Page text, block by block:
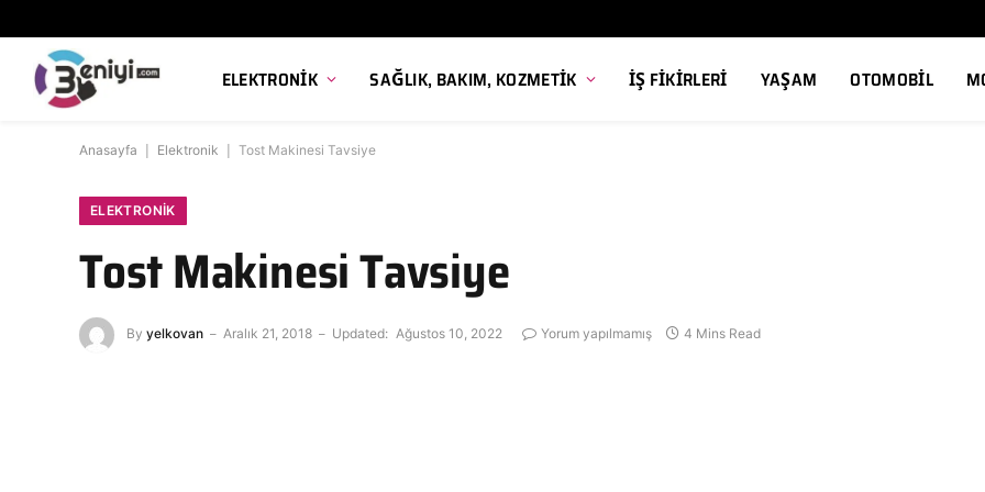
ELEKTRONIK SAĞLIK, BAKIM, KOZMETIK İŞ FIKIRLERI YAŞAM OTOMOBIL
Anasayfa Elektronik Tost Makinesi Tavsiye
ELEKTRONIK
Tost Makinesi Tavsiye
By yelkovan Aralık 21, 2018 Updated: Ağustos 10, 2022 Yorum yapılmamış 4 Mins Read